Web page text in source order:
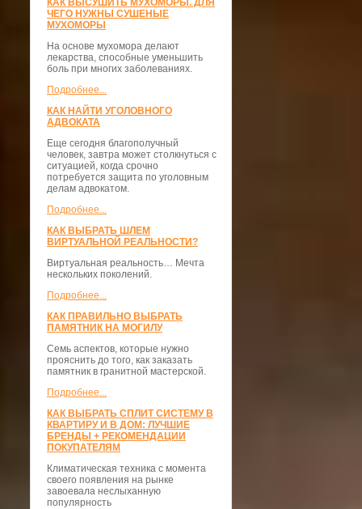
КАК ВЫСУШИТЬ МУХОМОРЫ. ДЛЯ
ЧЕГО НУЖНЫ СУШЕНЫЕ
МУХОМОРЫ
На основе мухомора делают
лекарства, способные уменьшить
боль при многих заболеваниях.
Подробнее...
КАК НАЙТИ УГОЛОВНОГО
АДВОКАТА
Еще сегодня благополучный
человек, завтра может столкнуться с
ситуацией, когда срочно
потребуется защита по уголовным
делам адвокатом.
Подробнее...
КАК ВЫБРАТЬ ШЛЕМ
ВИРТУАЛЬНОЙ РЕАЛЬНОСТИ?
Виртуальная реальность… Мечта
нескольких поколений.
Подробнее...
КАК ПРАВИЛЬНО ВЫБРАТЬ
ПАМЯТНИК НА МОГИЛУ
Семь аспектов, которые нужно
прояснить до того, как заказать
памятник в гранитной мастерской.
Подробнее...
КАК ВЫБРАТЬ СПЛИТ СИСТЕМУ В
КВАРТИРУ И В ДОМ: ЛУЧШИЕ
БРЕНДЫ + РЕКОМЕНДАЦИИ
ПОКУПАТЕЛЯМ
Климатическая техника с момента
своего появления на рынке
завоевала неслыханную
популярность